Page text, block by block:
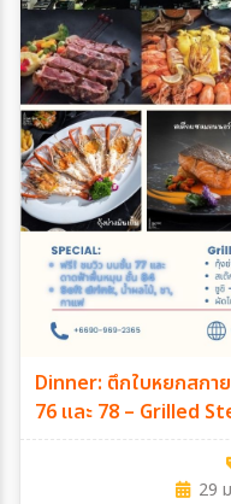
Dinner: ตึกใบหยกสกา
76 และ 78 – Grilled
2 ชม.
29